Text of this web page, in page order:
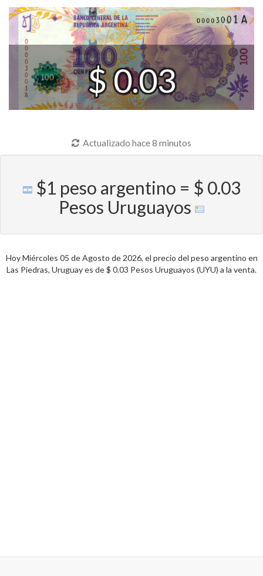
$ 0.03
Actualizado hace 8 minutos
$1 peso argentino = $ 0.03
Pesos Uruguayos
Hoy Miércoles 05 de Agosto de 2026, el precio del peso argentino en
Las Piedras, Uruguay es de $ 0.03 Pesos Uruguayos (UYU) a la venta.